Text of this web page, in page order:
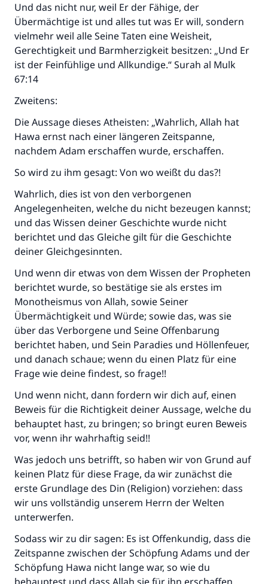
Und das nicht nur, weil Er der Fähige, der
Übermächtige ist und alles tut was Er will, sondern
vielmehr weil alle Seine Taten eine Weisheit,
Gerechtigkeit und Barmherzigkeit besitzen: „Und Er
ist der Feinfühlige und Allkundige.“ Surah al Mulk
67:14
Zweitens:
Die Aussage dieses Atheisten: „Wahrlich, Allah hat
Hawa ernst nach einer längeren Zeitspanne,
nachdem Adam erschaffen wurde, erschaffen.
So wird zu ihm gesagt: Von wo weißt du das?!
Wahrlich, dies ist von den verborgenen
Angelegenheiten, welche du nicht bezeugen kannst;
und das Wissen deiner Geschichte wurde nicht
berichtet und das Gleiche gilt für die Geschichte
deiner Gleichgesinnten.
Und wenn dir etwas von dem Wissen der Propheten
berichtet wurde, so bestätige sie als erstes im
Monotheismus von Allah, sowie Seiner
Übermächtigkeit und Würde; sowie das, was sie
über das Verborgene und Seine Offenbarung
berichtet haben, und Sein Paradies und Höllenfeuer,
und danach schaue; wenn du einen Platz für eine
Frage wie deine findest, so frage!!
Und wenn nicht, dann fordern wir dich auf, einen
Beweis für die Richtigkeit deiner Aussage, welche du
behauptet hast, zu bringen; so bringt euren Beweis
vor, wenn ihr wahrhaftig seid!!
Was jedoch uns betrifft, so haben wir von Grund auf
keinen Platz für diese Frage, da wir zunächst die
erste Grundlage des Din (Religion) vorziehen: dass
wir uns vollständig unserem Herrn der Welten
unterwerfen.
Sodass wir zu dir sagen: Es ist Offenkundig, dass die
Zeitspanne zwischen der Schöpfung Adams und der
Schöpfung Hawa nicht lange war, so wie du